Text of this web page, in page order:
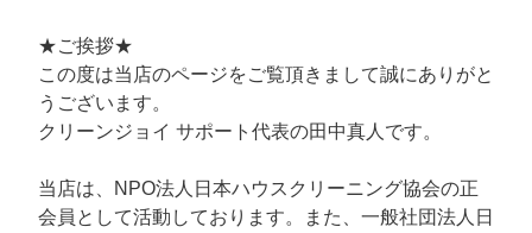
★ご挨拶★
この度は当店のページをご覧頂きまして誠にありがと
うございます。
クリーンジョイ サポート代表の田中真人です。
当店は、NPO法人日本ハウスクリーニング協会の正
会員として活動しております。また、一般社団法人日